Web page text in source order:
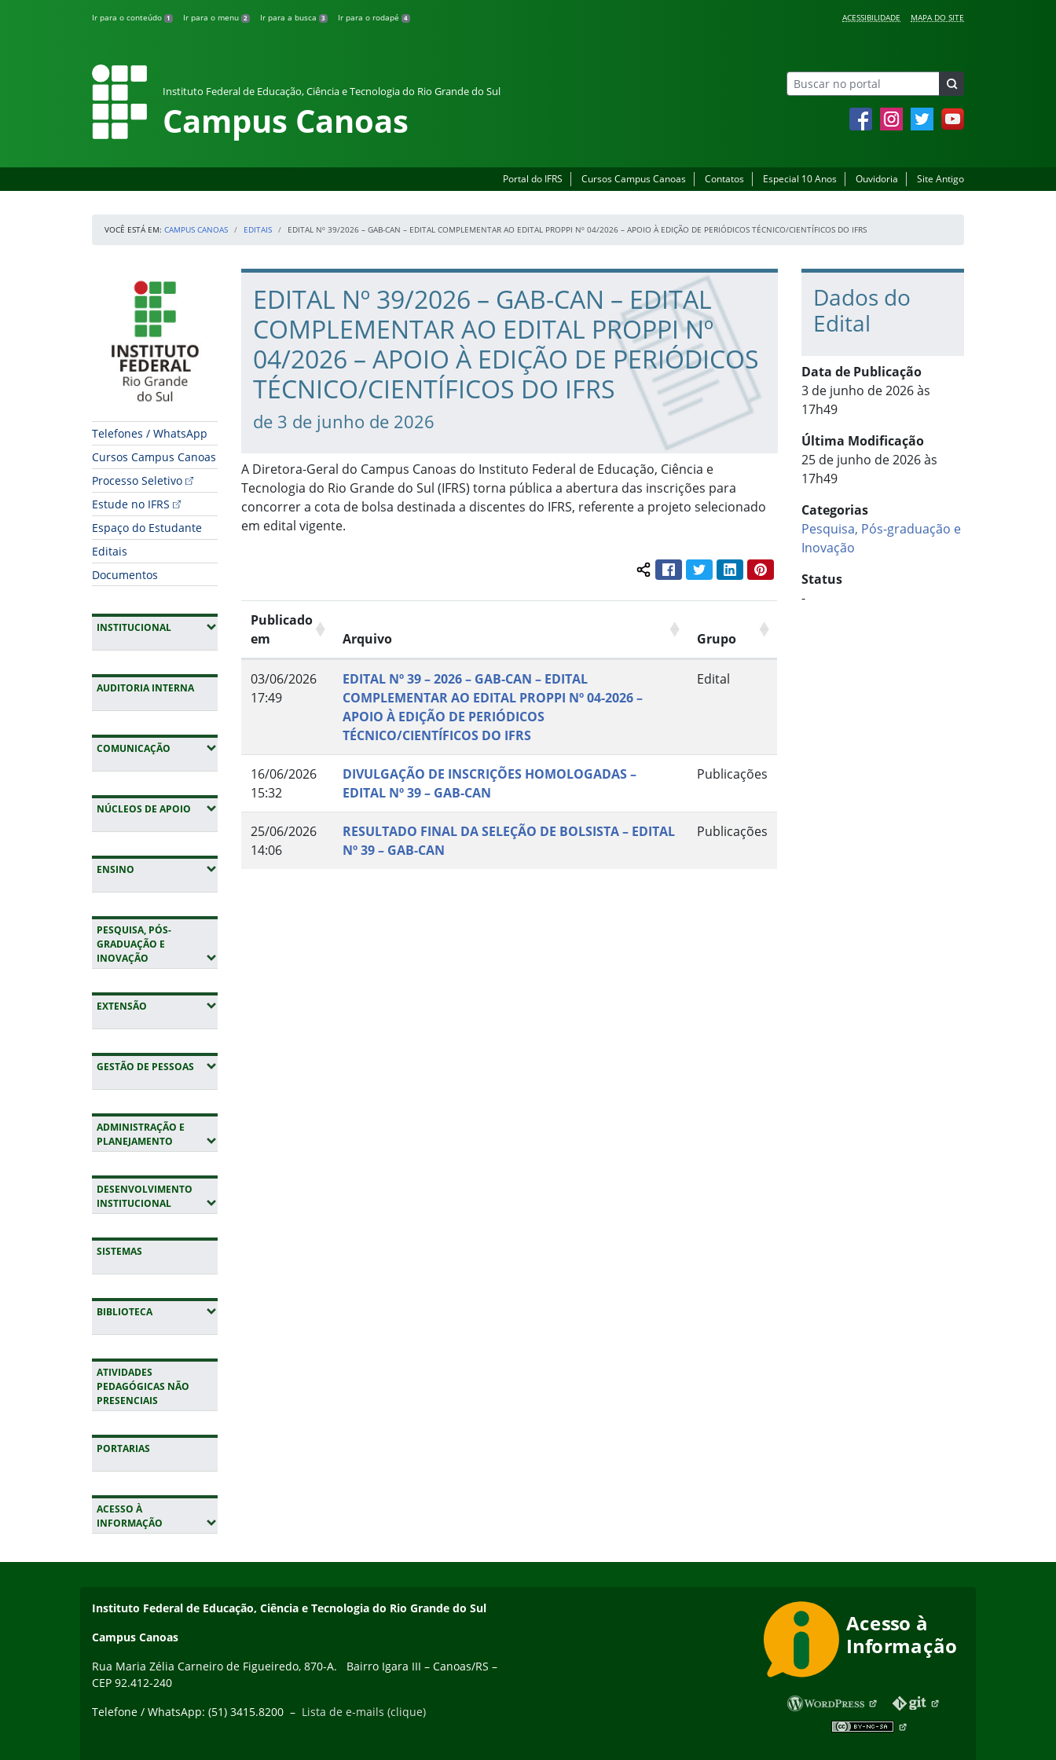
Ir para o conteúdo 1 Ir para o menu 2 Ir para a busca 3 Ir para o rodapé 4 ACESSIBILIDADE MAPA DO SITE
Instituto Federal de Educação, Ciência e Tecnologia do Rio Grande do Sul
Campus Canoas FacebookInstagramTwitter YouTube
Portal do IFRS Cursos Campus Canoas Contatos Especial 10 Anos Ouvidoria Site Antigo
VOCÊ ESTÁ EM: CAMPUS CANOAS EDITAIS EDITAL Nº 39/2026 – GAB-CAN – EDITAL COMPLEMENTAR AO EDITAL PROPPI Nº 04/2026 – APOIO À EDIÇÃO DE PERIÓDICOS TÉCNICO/CIENTÍFICOS DO IFRS
Início da navegação
Telefones / WhatsApp
Cursos Campus Canoas
Processo Seletivo
Estude no IFRS
Espaço do Estudante
Editais
Documentos
INSTITUCIONAL(EXPANDIR SUBMENUS)
AUDITORIA INTERNA
COMUNICAÇÃO (EXPANDIR SUBMENUS)
NÚCLEOS DE APOIO (EXPANDIR SUBMENUS)
ENSINO (EXPANDIR SUBMENUS)
PESQUISA, PÓS-
GRADUAÇÃO E
INOVAÇÃO (EXPANDIR SUBMENUS)
EXTENSÃO (EXPANDIR SUBMENUS)
GESTÃO DE PESSOAS (EXPANDIR SUBMENUS)
ADMINISTRAÇÃO E
PLANEJAMENTO (EXPANDIR SUBMENUS)
DESENVOLVIMENTO
INSTITUCIONAL(EXPANDIR SUBMENUS)
SISTEMAS
BIBLIOTECA(EXPANDIR SUBMENUS)
ATIVIDADES
PEDAGÓGICAS NÃO
PRESENCIAIS
PORTARIAS
ACESSO À
INFORMAÇÃO (EXPANDIR SUBMENUS)
Início do conteúdo
EDITAL Nº 39/2026 – GAB-CAN – EDITAL
COMPLEMENTAR AO EDITAL PROPPI Nº
04/2026 – APOIO À EDIÇÃO DE PERIÓDICOS
TÉCNICO/CIENTÍFICOS DO IFRS
de 3 de junho de 2026
A Diretora-Geral do Campus Canoas do Instituto Federal de Educação, Ciência e
Tecnologia do Rio Grande do Sul (IFRS) torna pública a abertura das inscrições para
concorrer a cota de bolsa destinada a discentes do IFRS, referente a projeto selecionado
em edital vigente.
Compartilhar conteúdo:
FacebookTwitterLinkedInPinterest
Publicado
em
Arquivo Grupo
03/06/2026
17:49
EDITAL Nº 39 – 2026 – GAB-CAN – EDITAL
COMPLEMENTAR AO EDITAL PROPPI Nº 04-2026 –
APOIO À EDIÇÃO DE PERIÓDICOS
TÉCNICO/CIENTÍFICOS DO IFRS
Edital
16/06/2026
15:32
DIVULGAÇÃO DE INSCRIÇÕES HOMOLOGADAS –
EDITAL Nº 39 – GAB-CAN
Publicações
25/06/2026
14:06
RESULTADO FINAL DA SELEÇÃO DE BOLSISTA – EDITAL
Nº 39 – GAB-CAN
Publicações
Dados do
Edital
Data de Publicação
3 de junho de 2026 às
17h49
Última Modificação
25 de junho de 2026 às
17h49
Categorias
Pesquisa, Pós-graduação e
Inovação
Status
-
Instituto Federal de Educação, Ciência e Tecnologia do Rio Grande do Sul
Campus Canoas
Rua Maria Zélia Carneiro de Figueiredo, 870-A. Bairro Igara III – Canoas/RS –
CEP 92.412-240
Telefone / WhatsApp: (51) 3415.8200 – Lista de e-mails (clique)